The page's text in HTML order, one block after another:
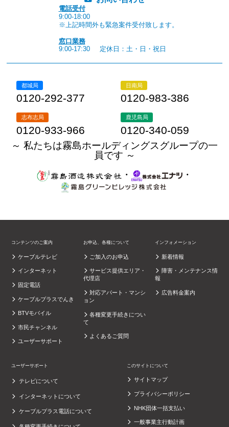
電話受付
9:00-18:00
※上記時間外も緊急案件受付致します。
窓口業務
9:00-17:30
定休日：土・日・祝日
都城局
0120-292-377
日南局
0120-983-386
志布志局
0120-933-966
鹿児島局
0120-340-059
～ 私たちは霧島ホールディングスグループの一
員です ～
・
・
コンテンツのご案内
ケーブルテレビ
インターネット
固定電話
ケーブルプラスでんき
BTVモバイル
市民チャンネル
ユーザーサポート
お申込、各種について
ご加入のお申込
サービス提供エリア・
代理店
対応アパート・マンシ
ョン
各種変更手続きについ
て
よくあるご質問
インフォメーション
新着情報
障害・メンテナンス情
報
広告料金案内
ユーザーサポート
テレビについて
インターネットについて
ケーブルプラス電話について
このサイトについて
サイトマップ
プライバシーポリシー
NHK団体一括支払い
一般事業主行動計画